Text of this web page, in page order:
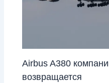
Airbus A380
возвращается